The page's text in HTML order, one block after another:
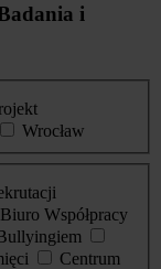
i
Wrocław
Biuro Współpracy
Centrum